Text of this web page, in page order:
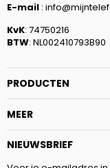
E-mail :
KvK: 74750216
BTW: NL002410793B90
PRODUCTEN
MEER
NIEUWSBRIEF